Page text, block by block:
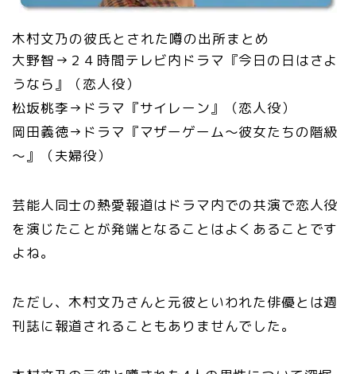
木村文乃の彼氏とされた噂の出所まとめ
大野智→２４時間テレビ内ドラマ『今日の日はさよ
うなら』（恋人役）
松坂桃李→ドラマ『サイレーン』（恋人役）
岡田義徳→ドラマ『マザーゲーム～彼女たちの階級
～』（夫婦役）
芸能人同士の熱愛報道はドラマ内での共演で恋人役
を演じたことが発端となることはよくあることです
よね。
ただし、木村文乃さんと元彼といわれた俳優とは週
刊誌に報道されることもありませんでした。